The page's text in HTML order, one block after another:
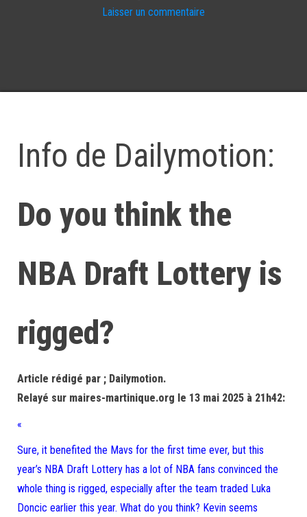
Laisser un commentaire
Info de Dailymotion:
Do you think the
NBA Draft Lottery is
rigged?
Article rédigé par ; Dailymotion.
Relayé sur maires-martinique.org le 13 mai 2025 à 21h42:
«
Sure, it benefited the Mavs for the first time ever, but this
year’s NBA Draft Lottery has a lot of NBA fans convinced the
whole thing is rigged, especially after the team traded Luka
Doncic earlier this year. What do you think? Kevin seems